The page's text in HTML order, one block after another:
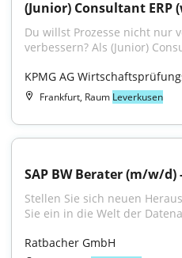
(Junior) Consultant ERP
Du willst Prozesse nicht nur
verbessern? Als (Junior)
KPMG AG
Frankfurt, Raum Leverkusen
SAP BW Berater (m/w/d)
Stellen Sie sich neuen
Sie ein in die Welt der
Ratbacher GmbH